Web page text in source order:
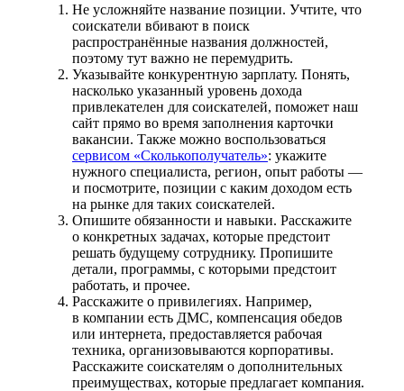
Не усложняйте название позиции. Учтите, что
соискатели вбивают в поиск
распространённые названия должностей,
поэтому тут важно не перемудрить.
Указывайте конкурентную зарплату. Понять,
насколько указанный уровень дохода
привлекателен для соискателей, поможет наш
сайт прямо во время заполнения карточки
вакансии. Также можно воспользоваться
сервисом «Сколькополучатель»: укажите
нужного специалиста, регион, опыт работы —
и посмотрите, позиции с каким доходом есть
на рынке для таких соискателей.
Опишите обязанности и навыки. Расскажите
о конкретных задачах, которые предстоит
решать будущему сотруднику. Пропишите
детали, программы, с которыми предстоит
работать, и прочее.
Расскажите о привилегиях. Например,
в компании есть ДМС, компенсация обедов
или интернета, предоставляется рабочая
техника, организовываются корпоративы.
Расскажите соискателям о дополнительных
преимуществах, которые предлагает компания.